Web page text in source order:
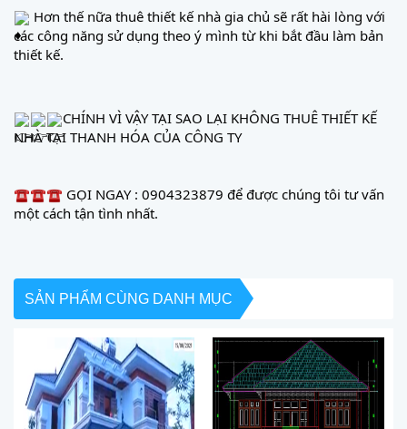
Hơn thế nữa thuê thiết kế nhà gia chủ sẽ rất hài lòng với
các công năng sử dụng theo ý mình từ khi bắt đầu làm bản
thiết kế.
CHÍNH VÌ VẬY TẠI SAO LẠI KHÔNG THUÊ THIẾT KẾ
NHÀ TẠI THANH HÓA CỦA CÔNG TY
GỌI NGAY : 0904323879 để được chúng tôi tư vấn
một cách tận tình nhất.
SẢN PHẨM CÙNG DANH MỤC